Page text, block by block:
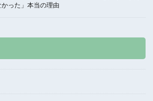
った」本当の理由